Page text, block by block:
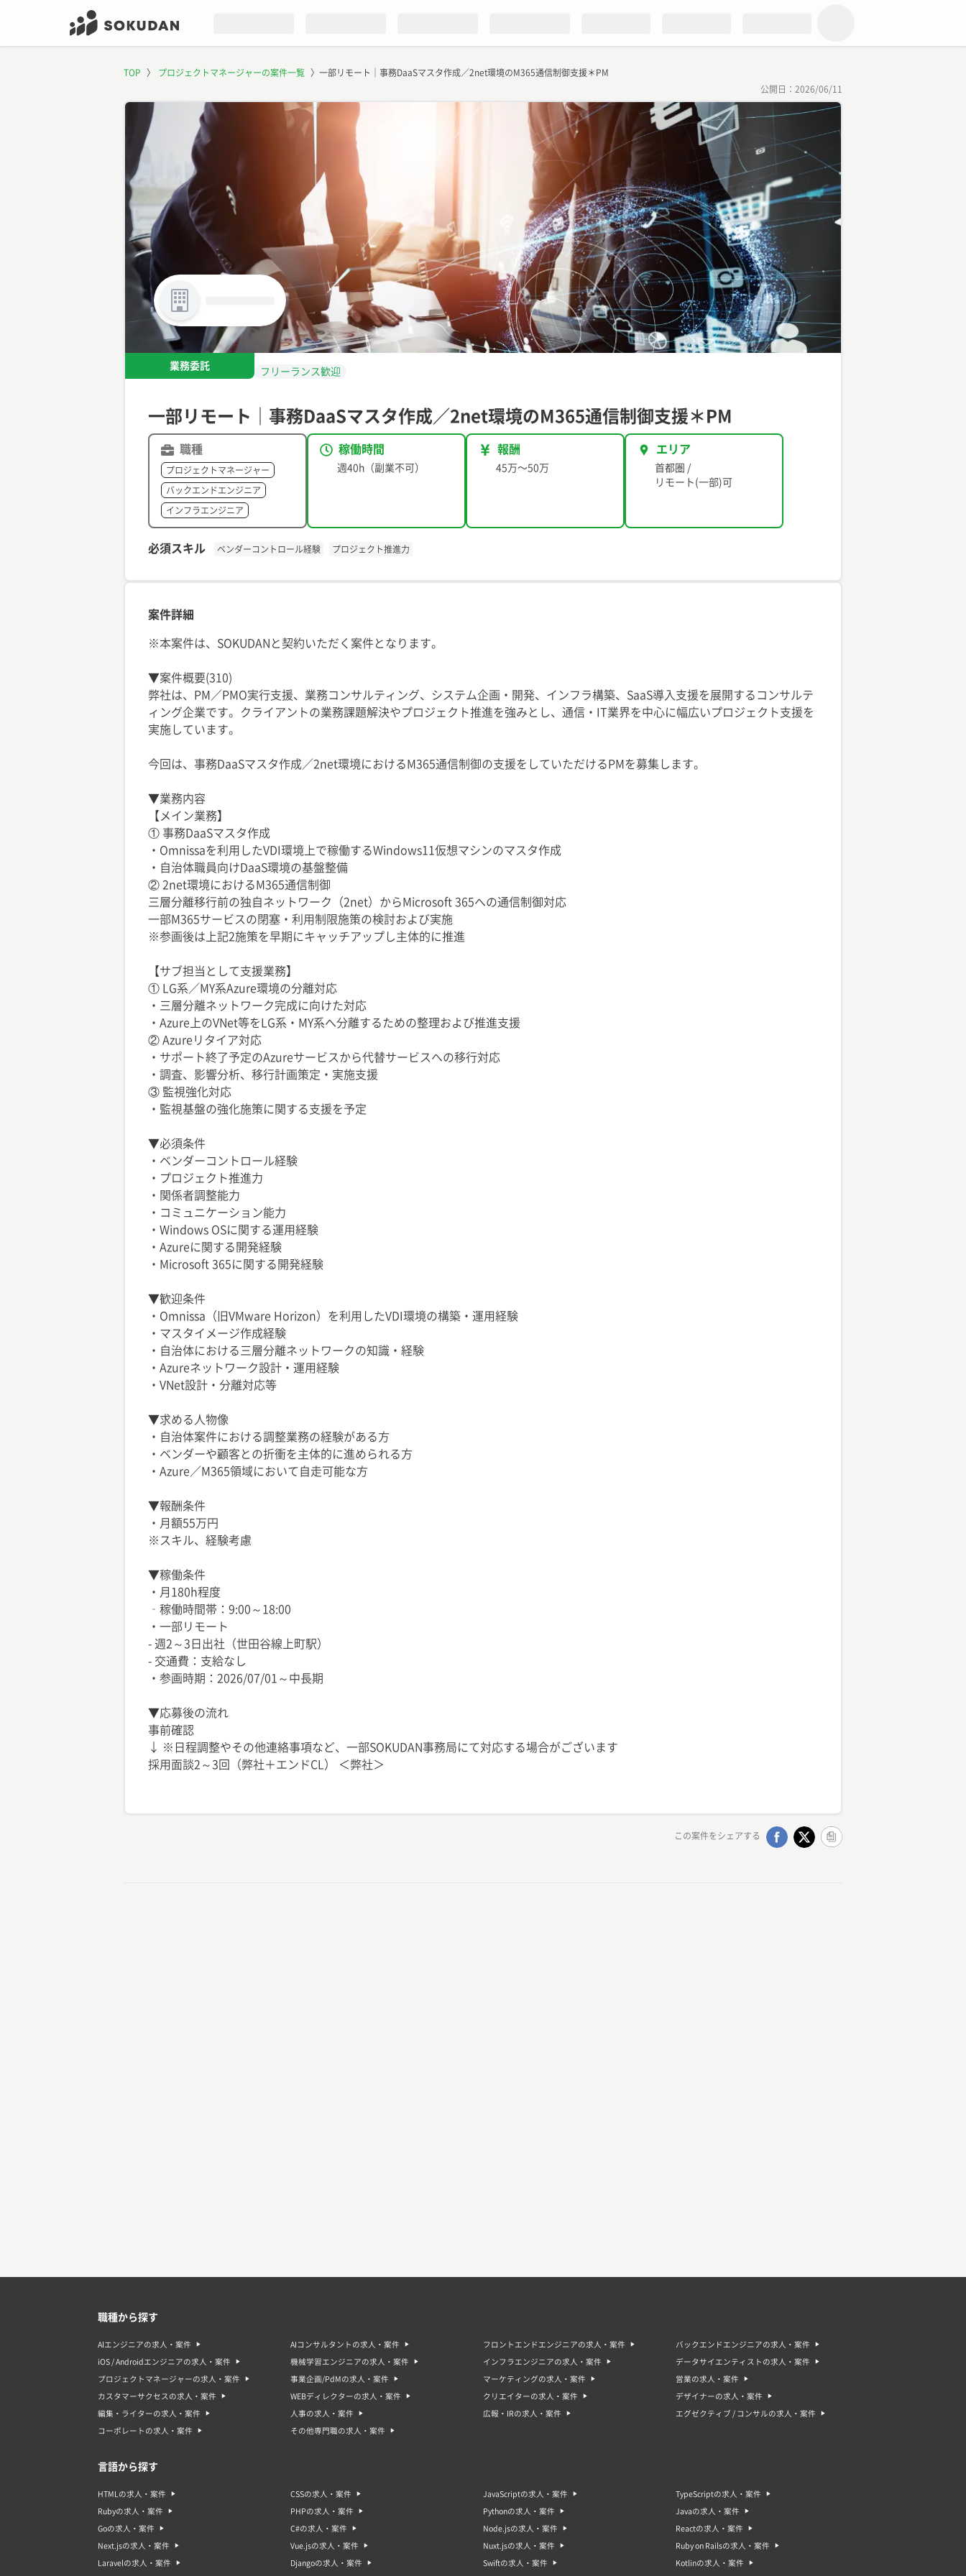
TOP 〉 プロジェクトマネージャーの案件一覧 〉 一部リモート｜事務DaaSマスタ作成／2net環境のM365通信制御支援＊PM
公開日： 2026/06/11
業務委託
フリーランス歓迎
一部リモート｜事務DaaSマスタ作成／2net環境のM365通信制御支援＊PM
職種
プロジェクトマネージャー
バックエンドエンジニア
インフラエンジニア
稼働時間
週40h（副業不可）
報酬
45万〜50万
エリア
首都圏 /
リモート(一部)可
必須スキル ベンダーコントロール経験 プロジェクト推進力
案件詳細
※本案件は、SOKUDANと契約いただく案件となります。
▼案件概要(310)
弊社は、PM／PMO実行支援、業務コンサルティング、システム企画・開発、インフラ構築、SaaS導入支援を展開するコンサルテ
ィング企業です。クライアントの業務課題解決やプロジェクト推進を強みとし、通信・IT業界を中心に幅広いプロジェクト支援を
実施しています。
今回は、事務DaaSマスタ作成／2net環境におけるM365通信制御の支援をしていただけるPMを募集します。
▼業務内容
【メイン業務】
① 事務DaaSマスタ作成
・Omnissaを利用したVDI環境上で稼働するWindows11仮想マシンのマスタ作成
・自治体職員向けDaaS環境の基盤整備
② 2net環境におけるM365通信制御
三層分離移行前の独自ネットワーク（2net）からMicrosoft 365への通信制御対応
一部M365サービスの閉塞・利用制限施策の検討および実施
※参画後は上記2施策を早期にキャッチアップし主体的に推進
【サブ担当として支援業務】
① LG系／MY系Azure環境の分離対応
・三層分離ネットワーク完成に向けた対応
・Azure上のVNet等をLG系・MY系へ分離するための整理および推進支援
② Azureリタイア対応
・サポート終了予定のAzureサービスから代替サービスへの移行対応
・調査、影響分析、移行計画策定・実施支援
③ 監視強化対応
・監視基盤の強化施策に関する支援を予定
▼必須条件
・ベンダーコントロール経験
・プロジェクト推進力
・関係者調整能力
・コミュニケーション能力
・Windows OSに関する運用経験
・Azureに関する開発経験
・Microsoft 365に関する開発経験
▼歓迎条件
・Omnissa（旧VMware Horizon）を利用したVDI環境の構築・運用経験
・マスタイメージ作成経験
・自治体における三層分離ネットワークの知識・経験
・Azureネットワーク設計・運用経験
・VNet設計・分離対応等
▼求める人物像
・自治体案件における調整業務の経験がある方
・ベンダーや顧客との折衝を主体的に進められる方
・Azure／M365領域において自走可能な方
▼報酬条件
・月額55万円
※スキル、経験考慮
▼稼働条件
・月180h程度
‐稼働時間帯：9:00～18:00
・一部リモート
- 週2～3日出社（世田谷線上町駅）
- 交通費：支給なし
・参画時期：2026/07/01～中長期
▼応募後の流れ
事前確認
↓ ※日程調整やその他連絡事項など、一部SOKUDAN事務局にて対応する場合がございます
採用面談2～3回（弊社＋エンドCL） ＜弊社＞
この案件をシェアする
職種から探す
AIエンジニアの求人・案件 AIコンサルタントの求人・案件 フロントエンドエンジニアの求人・案件 バックエンドエンジニアの求人・案件
iOS / Androidエンジニアの求人・案件 機械学習エンジニアの求人・案件 インフラエンジニアの求人・案件 データサイエンティストの求人・案件
プロジェクトマネージャーの求人・案件 事業企画/PdMの求人・案件 マーケティングの求人・案件 営業の求人・案件
カスタマーサクセスの求人・案件 WEBディレクターの求人・案件 クリエイターの求人・案件 デザイナーの求人・案件
編集・ライターの求人・案件 人事の求人・案件 広報・IRの求人・案件 エグゼクティブ / コンサルの求人・案件
コーポレートの求人・案件 その他専門職の求人・案件
言語から探す
HTMLの求人・案件 CSSの求人・案件 JavaScriptの求人・案件 TypeScriptの求人・案件
Rubyの求人・案件 PHPの求人・案件 Pythonの求人・案件 Javaの求人・案件
Goの求人・案件 C#の求人・案件 Node.jsの求人・案件 Reactの求人・案件
Next.jsの求人・案件 Vue.jsの求人・案件 Nuxt.jsの求人・案件 Ruby on Railsの求人・案件
Laravelの求人・案件 Djangoの求人・案件 Swiftの求人・案件 Kotlinの求人・案件